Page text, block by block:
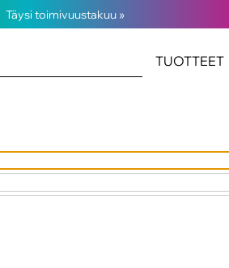
Täysi toimivuustakuu »
TUOTTEET